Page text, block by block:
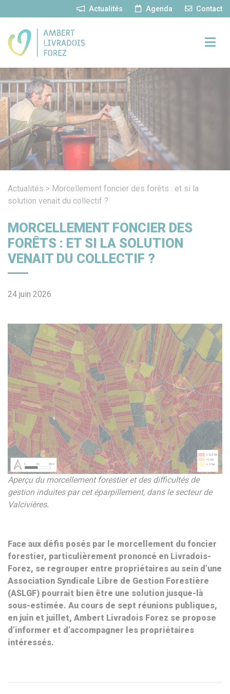
Actualités Agenda Contact
Actualités > Morcellement foncier des forêts : et si la
solution venait du collectif ?
MORCELLEMENT FONCIER DES
FORÊTS : ET SI LA SOLUTION
VENAIT DU COLLECTIF ?
24 juin 2026
Aperçu du morcellement forestier et des difficultés de
gestion induites par cet éparpillement, dans le secteur de
Valcivières.
Face aux défis posés par le morcellement du foncier
forestier, particulièrement prononcé en Livradois-
Forez, se regrouper entre propriétaires au sein d’une
Association Syndicale Libre de Gestion Forestière
(ASLGF) pourrait bien être une solution jusque-là
sous-estimée. Au cours de sept réunions publiques,
en juin et juillet, Ambert Livradois Forez se propose
d’informer et d’accompagner les propriétaires
intéressés.
Panneau de gestion des cookies